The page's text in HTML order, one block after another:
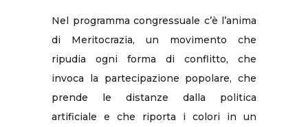
Nel programma congressuale c’è l’anima
di Meritocrazia, un movimento che
ripudia ogni forma di conflitto, che
invoca la partecipazione popolare, che
prende le distanze dalla politica
artificiale e che riporta i colori in un